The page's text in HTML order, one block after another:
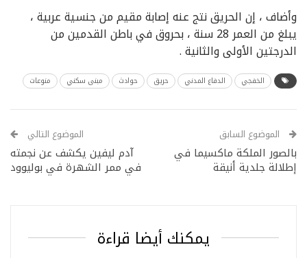
وأضاف ، إن الحريق نتج عنه إصابة مقيم من جنسية عربية ،
يبلغ من العمر 28 سنة ، بحروق في باطن القدمين من
الدرجتين الأولى والثانية .
الخفجي الدفاع المدني حريق حوادث مبنى سكني منوعات
الموضوع السابق
بالصور الملكة ماكسيما في
إطلالة جلدية أنيقة
الموضوع التالي
آدم ليفين يكشف عن نجمته
في ممر الشهرة في بوليوود
يمكنك أيضا قراءة